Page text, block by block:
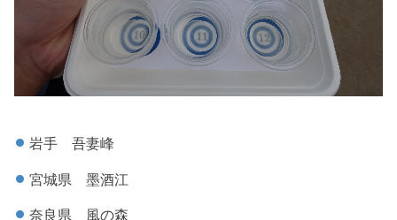
岩手 吾妻峰
宮城県 墨酒江
奈良県 風の森